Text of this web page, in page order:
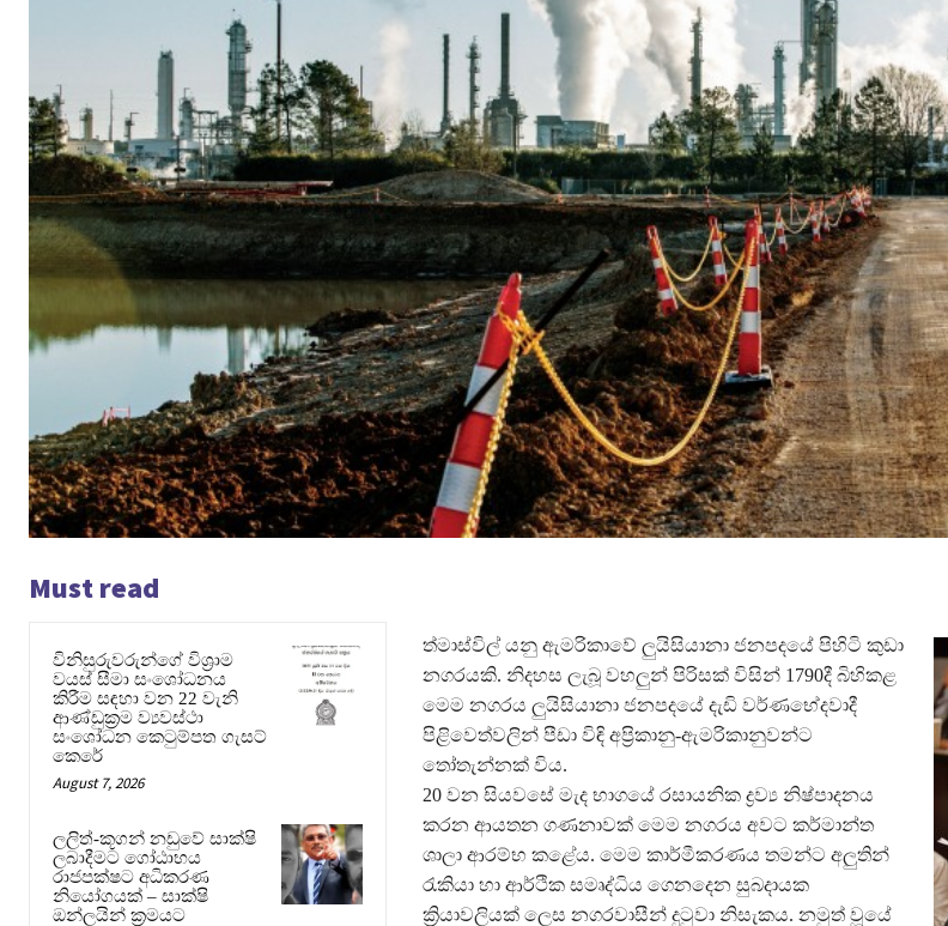
Must read
විනිසුරුවරුන්ගේ විශ්‍රාම
වයස් සීමා සංශෝධනය
කිරීම සඳහා වන 22 වැනි
ආණ්ඩුක්‍රම ව්‍යවස්ථා
සංශෝධන කෙටුම්පත ගැසට්
කෙරේ
August 7, 2026
ලලිත්-කූගන් නඩුවේ සාක්ෂි
ලබාදීමට ගෝඨාභය
රාජපක්ෂට අධිකරණ
නියෝගයක් – සාක්ෂි
ඔන්ලයින් ක්‍රමයට
ත්‍මාස්විල් යනු ඇමරිකාවේ ලුයිසියානා ජනපදයේ පිහිටි කුඩා
නගරයකි. නිදහස ලැබූ වහලුන් පිරිසක් විසින් 1790දී බිහිකළ
මෙම නගරය ලුයිසියානා ජනපදයේ දැඩි වර්ණභේදවාදී
පිළිවෙත්වලින් පීඩා විඳි අප්‍රිකානු-ඇමරිකානුවන්ට
තෝතැන්නක් විය.
20 වන සියවසේ මැද භාගයේ රසායනික ද්‍රව්‍ය නිෂ්පාදනය
කරන ආයතන ගණනාවක් මෙම නගරය අවට කර්මාන්ත
ශාලා ආරම්භ කළේය. මෙම කාර්මීකරණය තමන්ට අලුතින්
රැකියා හා ආර්ථික සමෘද්ධිය ගෙනදෙන සුබදායක
ක්‍රියාවලියක් ලෙස නගරවාසීන් දුටුවා නිසැකය. නමුත් වූයේ